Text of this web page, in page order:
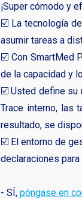
¡Super cómodo y
☑️ La tecnología
asumir tareas a
☑️ Con SmartMed
de la capacidad y
☑️ Usted define su
Trace interno, las
resultado, se
☑️ El entorno de
declaraciones
- SÍ, póngase en